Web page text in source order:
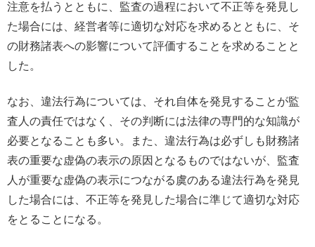
注意を払うとともに、監査の過程において不正等を発見し
た場合には、経営者等に適切な対応を求めるとともに、そ
の財務諸表への影響について評価することを求めることと
した。
なお、違法行為については、それ自体を発見することが監
査人の責任ではなく、その判断には法律の専門的な知識が
必要となることも多い。また、違法行為は必ずしも財務諸
表の重要な虚偽の表示の原因となるものではないが、監査
人が重要な虚偽の表示につながる虞のある違法行為を発見
した場合には、不正等を発見した場合に準じて適切な対応
をとることになる。